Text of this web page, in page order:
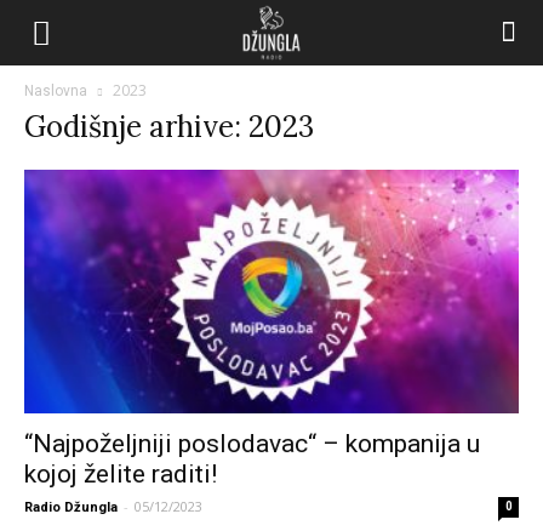
Naslovna 2023
Godišnje arhive: 2023
“Najpoželjniji poslodavac“ – kompanija u
kojoj želite raditi!
Radio Džungla - 05/12/2023 0